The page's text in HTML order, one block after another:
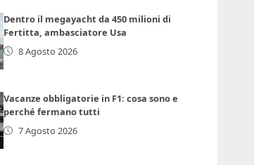
Dentro il megayacht da 450 milioni di
Fertitta, ambasciatore Usa
8 Agosto 2026
Vacanze obbligatorie in F1: cosa sono e
perché fermano tutti
7 Agosto 2026